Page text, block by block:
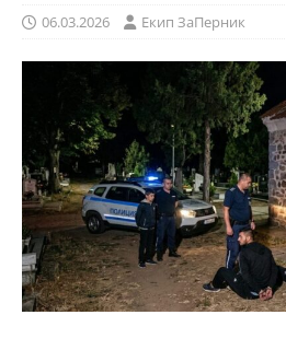
06.03.2026 Eкип ЗаПерник